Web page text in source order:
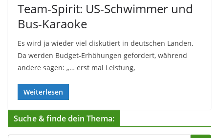
Team-Spirit: US-Schwimmer und
Bus-Karaoke
Es wird ja wieder viel diskutiert in deutschen Landen.
Da werden Budget-Erhöhungen gefordert, während
andere sagen: „… erst mal Leistung,
Weiterlesen
Suche & finde dein Thema: